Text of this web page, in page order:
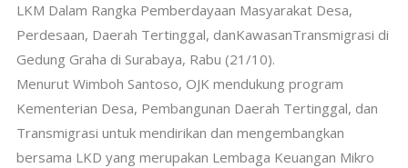
LKM Dalam Rangka Pemberdayaan Masyarakat Desa,
Perdesaan, Daerah Tertinggal, danKawasanTransmigrasi di
Gedung Graha di Surabaya, Rabu (21/10).
Menurut Wimboh Santoso, OJK mendukung program
Kementerian Desa, Pembangunan Daerah Tertinggal, dan
Transmigrasi untuk mendirikan dan mengembangkan
bersama LKD yang merupakan Lembaga Keuangan Mikro